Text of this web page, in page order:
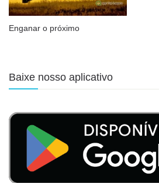
Enganar o próximo
Baixe nosso aplicativo